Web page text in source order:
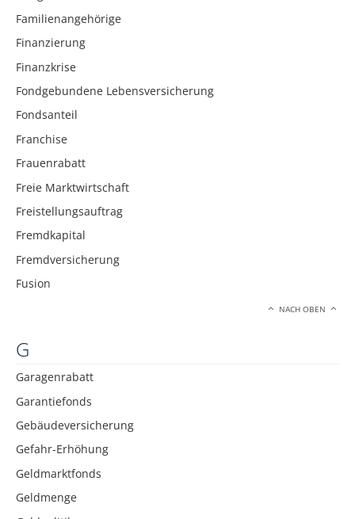
Familienangehörige
Finanzierung
Finanzkrise
Fondgebundene Lebensversicherung
Fondsanteil
Franchise
Frauenrabatt
Freie Marktwirtschaft
Freistellungsauftrag
Fremdkapital
Fremdversicherung
Fusion
NACH OBEN
G
Garagenrabatt
Garantiefonds
Gebäudeversicherung
Gefahr-Erhöhung
Geldmarktfonds
Geldmenge